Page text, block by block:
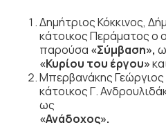
Δημήτριος Κόκκινος,
κάτοικος Περάματος ο
παρούσα «Σύμβαση»,
«Κυρίου του έργου»
Μπερβανάκης
κάτοικος Γ.
ως
«Ανάδοχος».